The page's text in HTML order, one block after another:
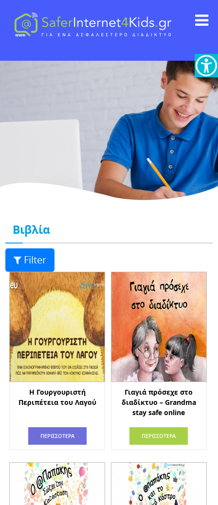
Βιβλία
Filter
Η Γουργουριστή
Περιπέτεια του Λαγού
ΠΕΡΙΣΣΟΤΕΡΑ
Γιαγιά πρόσεχε στο
διαδίκτυο – Grandma
stay safe online
ΠΕΡΙΣΣΟΤΕΡΑ